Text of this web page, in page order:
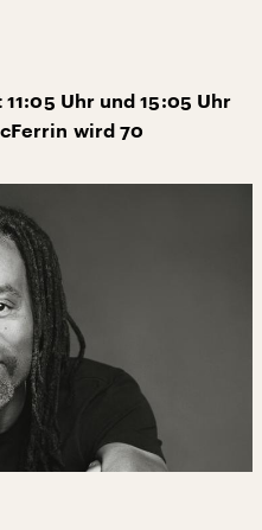
Uhr und 15:05 Uhr
wird 70